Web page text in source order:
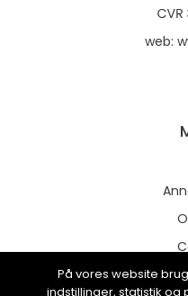
web:
På vores website
indstillinger, statistik